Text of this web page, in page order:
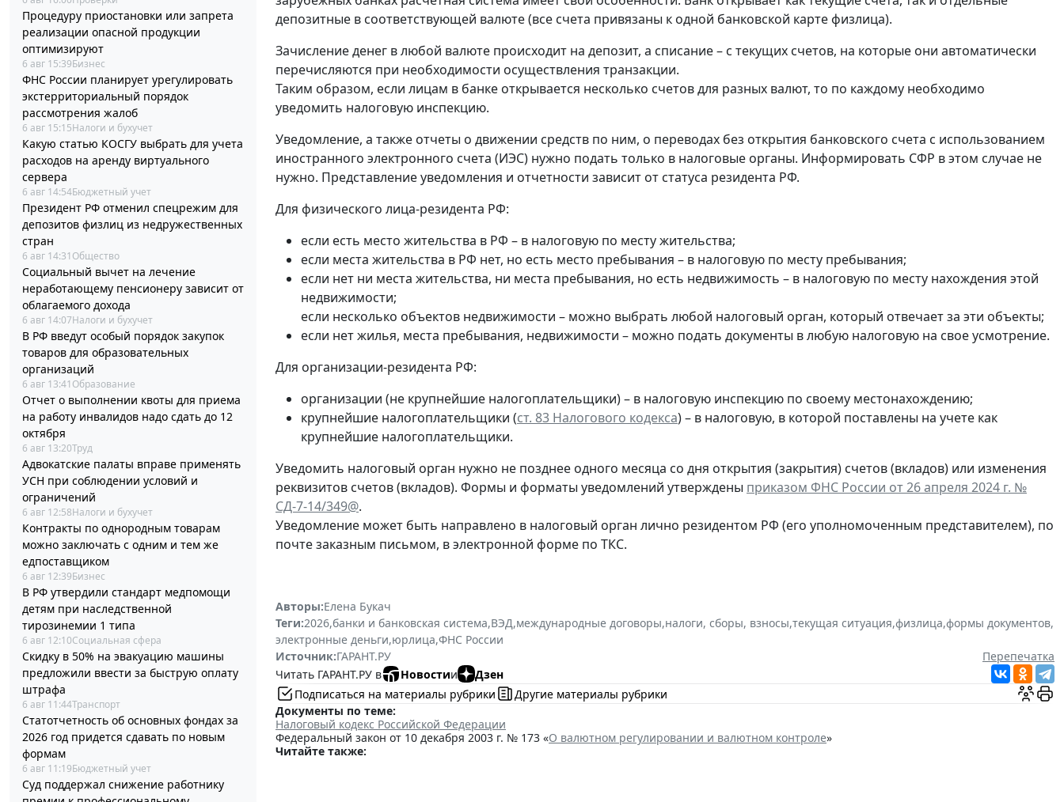
Процедуру приостановки или запрета
реализации опасной продукции
оптимизируют
6 авг 15:39Бизнес
ФНС России планирует урегулировать
экстерриториальный порядок
рассмотрения жалоб
6 авг 15:15Налоги и бухучет
Какую статью КОСГУ выбрать для учета
расходов на аренду виртуального
сервера
6 авг 14:54Бюджетный учет
Президент РФ отменил спецрежим для
депозитов физлиц из недружественных
стран
6 авг 14:31 Общество
Социальный вычет на лечение
неработающему пенсионеру зависит от
облагаемого дохода
6 авг 14:07Налоги и бухучет
В РФ введут особый порядок закупок
товаров для образовательных
организаций
6 авг 13:41 Образование
Отчет о выполнении квоты для приема
на работу инвалидов надо сдать до 12
октября
6 авг 13:20Труд
Адвокатские палаты вправе применять
УСН при соблюдении условий и
ограничений
6 авг 12:58Налоги и бухучет
Контракты по однородным товарам
можно заключать с одним и тем же
едпоставщиком
6 авг 12:39Бизнес
В РФ утвердили стандарт медпомощи
детям при наследственной
тирозинемии 1 типа
6 авг 12:10Социальная сфера
Скидку в 50% на эвакуацию машины
предложили ввести за быструю оплату
штрафа
6 авг 11:44Транспорт
Статотчетность об основных фондах за
2026 год придется сдавать по новым
формам
6 авг 11:19Бюджетный учет
Суд поддержал снижение работнику
депозитные в соответствующей валюте (все счета привязаны к одной банковской карте физлица).
Зачисление денег в любой валюте происходит на депозит, а списание – с текущих счетов, на которые они автоматически
перечисляются при необходимости осуществления транзакции.
Таким образом, если лицам в банке открывается несколько счетов для разных валют, то по каждому необходимо
уведомить налоговую инспекцию.
Уведомление, а также отчеты о движении средств по ним, о переводах без открытия банковского счета с использованием
иностранного электронного счета (ИЭС) нужно подать только в налоговые органы. Информировать СФР в этом случае не
нужно. Представление уведомления и отчетности зависит от статуса резидента РФ.
Для физического лица-резидента РФ:
если есть место жительства в РФ – в налоговую по месту жительства;
если места жительства в РФ нет, но есть место пребывания – в налоговую по месту пребывания;
если нет ни места жительства, ни места пребывания, но есть недвижимость – в налоговую по месту нахождения этой
недвижимости;
если несколько объектов недвижимости – можно выбрать любой налоговый орган, который отвечает за эти объекты;
если нет жилья, места пребывания, недвижимости – можно подать документы в любую налоговую на свое усмотрение.
Для организации-резидента РФ:
организации (не крупнейшие налогоплательщики) – в налоговую инспекцию по своему местонахождению;
крупнейшие налогоплательщики (ст. 83 Налогового кодекса) – в налоговую, в которой поставлены на учете как
крупнейшие налогоплательщики.
Уведомить налоговый орган нужно не позднее одного месяца со дня открытия (закрытия) счетов (вкладов) или изменения
реквизитов счетов (вкладов). Формы и форматы уведомлений утверждены приказом ФНС России от 26 апреля 2024 г. №
СД-7-14/349@.
Уведомление может быть направлено в налоговый орган лично резидентом РФ (его уполномоченным представителем), по
почте заказным письмом, в электронной форме по ТКС.
Авторы:Елена Букач
Теги:2026,банки и банковская система,ВЭД,международные договоры,налоги, сборы, взносы,текущая ситуация,физлица,формы документов,
электронные деньги,юрлица,ФНС России
Источник:ГАРАНТ.РУ
Перепечатка
Читать ГАРАНТ.РУ в
Новостии
Дзен
Подписаться на материалы рубрики
Другие материалы рубрики
Документы по теме:
Налоговый кодекс Российской Федерации
Федеральный закон от 10 декабря 2003 г. № 173 «О валютном регулировании и валютном контроле»
Читайте также: